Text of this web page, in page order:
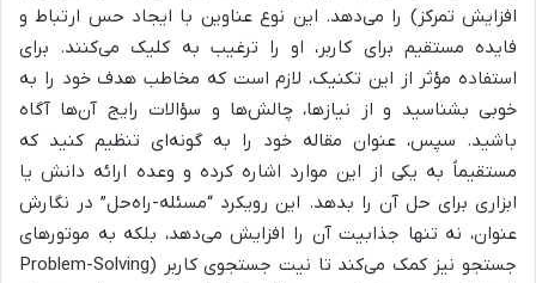
افزایش تمرکز) را می‌دهد. این نوع عناوین با ایجاد حس ارتباط و
فایده مستقیم برای کاربر، او را ترغیب به کلیک می‌کنند. برای
استفاده مؤثر از این تکنیک، لازم است که مخاطب هدف خود را به
خوبی بشناسید و از نیازها، چالش‌ها و سؤالات رایج آن‌ها آگاه
باشید. سپس، عنوان مقاله خود را به گونه‌ای تنظیم کنید که
مستقیماً به یکی از این موارد اشاره کرده و وعده ارائه دانش یا
ابزاری برای حل آن را بدهد. این رویکرد “مسئله-راه‌حل” در نگارش
عنوان، نه تنها جذابیت آن را افزایش می‌دهد، بلکه به موتورهای
جستجو نیز کمک می‌کند تا نیت جستجوی کاربر (Problem-Solving